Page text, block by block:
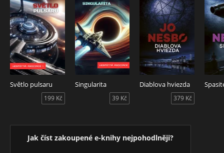
V tomto chytře napsaném, mrazivém thrilleru mistryně
napětí Mary Kubica, autorka bestsellerů jako Andílek a Lži,
dokud můžeš, posouvá domácí tajemství na zcela novou
úroveň a ukazuje, že někteří se nezastaví před ničím, jen aby
pravda zůstala pohřbena.
Světlo pulsaru
199 Kč
Singularita
39 Kč
Diablova hviezda
379 Kč
Jak číst zakoupené e-knihy nejpohodlněji?